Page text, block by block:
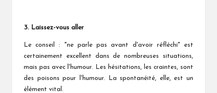
3. Laissez-vous aller
Le conseil : "ne parle pas avant d'avoir réfléchi" est
certainement excellent dans de nombreuses situations,
mais pas avec l'humour. Les hésitations, les craintes, sont
des poisons pour l'humour. La spontanéité, elle, est un
élément vital.